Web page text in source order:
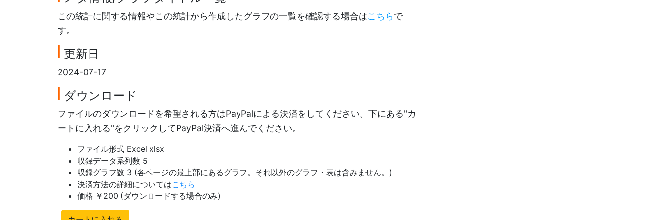
この統計に関する情報やこの統計から作成したグラフの一覧を確認する場合はこちらで
す。
更新日
2024-07-17
ダウンロード
ファイルのダウンロードを希望される方はPayPalによる決済をしてください。下にある"カ
ートに入れる"をクリックしてPayPal決済へ進んでください。
ファイル形式 Excel xlsx
収録データ系列数 5
収録グラフ数 3 (各ページの最上部にあるグラフ。それ以外のグラフ・表は含みません。)
決済方法の詳細についてはこちら
価格 ￥200 (ダウンロードする場合のみ)